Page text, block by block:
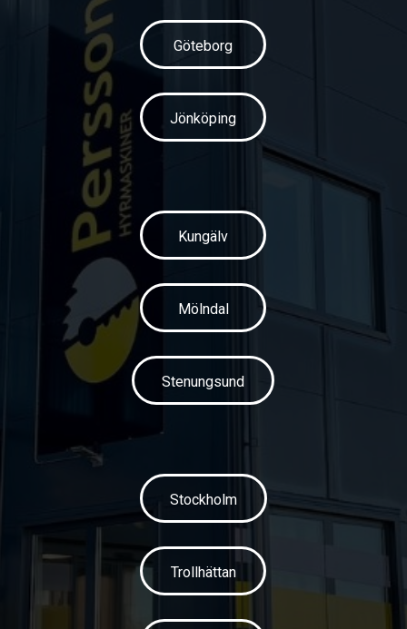
Göteborg
Jönköping
Kungälv
Mölndal
Stenungsund
Stockholm
Trollhättan